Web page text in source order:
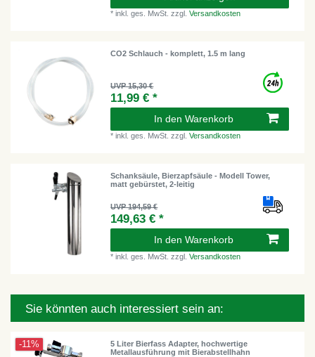
*inkl. ges. MwSt. zzgl.Versandkosten
CO2 Schlauch - komplett, 1.5 m lang
UVP 15,30 €
11,99 € *
In den Warenkorb
*inkl. ges. MwSt. zzgl.Versandkosten
Schanksäule, Bierzapfsäule - Modell Tower,
matt gebürstet, 2-leitig
UVP 194,59 €
149,63 € *
In den Warenkorb
*inkl. ges. MwSt. zzgl.Versandkosten
Sie könnten auch interessiert sein an:
-11%
5 Liter Bierfass Adapter, hochwertige
Metallausführung mit Bierabstellhahn